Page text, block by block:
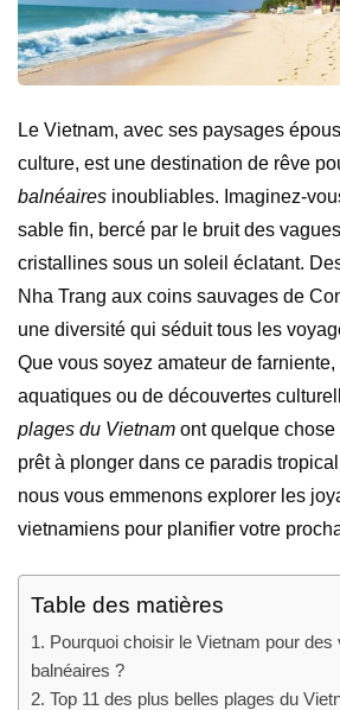
Le Vietnam, avec ses paysages
culture, est une destination de rêve
balnéaires inoubliables. Imaginez-
sable fin, bercé par le bruit des
cristallines sous un soleil éclatant.
Nha Trang aux coins sauvages de
une diversité qui séduit tous les
Que vous soyez amateur de farniente,
aquatiques ou de découvertes
plages du Vietnam ont quelque chose
prêt à plonger dans ce paradis
nous vous emmenons explorer les
vietnamiens pour planifier votre
Table des matières
1. Pourquoi choisir le Vietnam pour des
balnéaires ?
2. Top 11 des plus belles plages du